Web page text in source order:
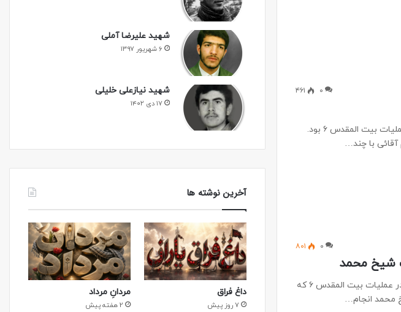
۰ ۴۶۱
خاطره برادر مجتبی شوشتری شب عملیات بیت المقدس ۶ بود.
با چند…
۰ ۸۰۱
شیخ محمد
گردان حضرت علی اکبر علیه السلام در عملیات بیت المقدس ۶ که
شهید علیرضا آملی
۶ شهریور ۱۳۹۷
شهید نیازعلی خلیلی
۱۷ دی ۱۴۰۲
آخرین نوشته ها
داغ فراق
7 روز پیش
مردانِ مرداد
2 هفته پیش